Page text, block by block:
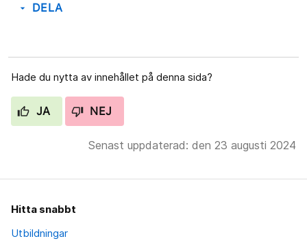
arrow_drop_down DELA
Hade du nytta av innehållet på denna sida?
JA NEJ
Senast uppdaterad: den 23 augusti 2024
Hitta snabbt
Utbildningar